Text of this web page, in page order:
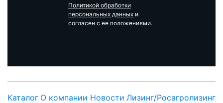
Политикой обработки
персональных данныхи
согласен с ее положениями.
Каталог О компании Новости Лизинг/Росагролизинг